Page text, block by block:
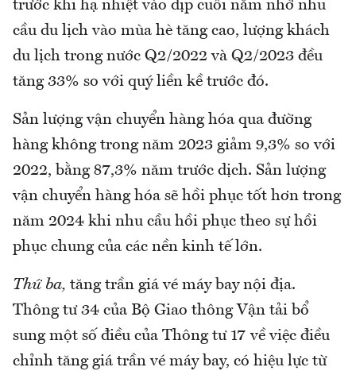
trước khi hạ nhiệt vào dịp cuối năm nhờ nhu
cầu du lịch vào mùa hè tăng cao, lượng khách
du lịch trong nước Q2/2022 và Q2/2023 đều
tăng 33% so với quý liền kề trước đó.
Sản lượng vận chuyển hàng hóa qua đường
hàng không trong năm 2023 giảm 9,3% so với
2022, bằng 87,3% năm trước dịch. Sản lượng
vận chuyển hàng hóa sẽ hồi phục tốt hơn trong
năm 2024 khi nhu cầu hồi phục theo sự hồi
phục chung của các nền kinh tế lớn.
Thứ ba, tăng trần giá vé máy bay nội địa.
Thông tư 34 của Bộ Giao thông Vận tải bổ
sung một số điều của Thông tư 17 về việc điều
chỉnh tăng giá trần vé máy bay, có hiệu lực từ